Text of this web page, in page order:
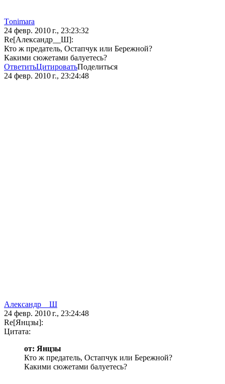
Тonimara
24 февр. 2010 г., 23:23:32
Re[Александр__Ш]:
Кто ж предатель, Остапчук или Бережной?
Какими сюжетами балуетесь?
ОтветитьЦитироватьПоделиться
24 февр. 2010 г., 23:24:48
Александр__Ш
24 февр. 2010 г., 23:24:48
Re[Янцзы]:
Цитата:
от: Янцзы
Кто ж предатель, Остапчук или Бережной?
Какими сюжетами балуетесь?